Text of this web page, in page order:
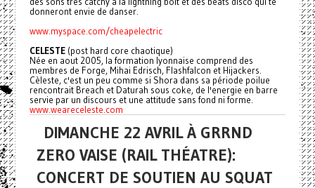
donneront envie de danser.
www.myspace.com/cheapelectric
CELESTE (post hard core chaotique)
Née en aout 2005, la formation lyonnaise comprend des
membres de Forge, Mihai Edrisch, Flashfalcon et Hijackers.
Cèleste, c'est un peu comme si Shora dans sa période poilue
rencontrait Breach et Daturah sous coke, de l'energie en barre
servie par un discours et une attitude sans fond ni forme.
www.weareceleste.com
DIMANCHE 22 AVRIL À GRRND
ZERO VAISE (RAIL THÉATRE):
CONCERT DE SOUTIEN AU SQUAT